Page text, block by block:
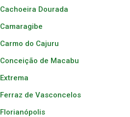
Cachoeira Dourada
Camaragibe
Carmo do Cajuru
Conceição de Macabu
Extrema
Ferraz de Vasconcelos
Florianópolis